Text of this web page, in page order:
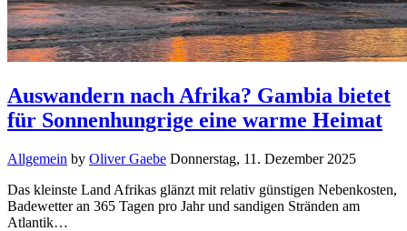
Auswandern nach Afrika? Gambia bietet
für Sonnenhungrige eine warme Heimat
Allgemein by Oliver Gaebe Donnerstag, 11. Dezember 2025
Das kleinste Land Afrikas glänzt mit relativ günstigen Nebenkosten,
Badewetter an 365 Tagen pro Jahr und sandigen Stränden am
Atlantik…